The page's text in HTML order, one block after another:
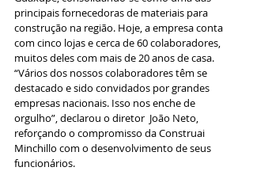
principais fornecedoras de materiais para
construção na região. Hoje, a empresa conta
com cinco lojas e cerca de 60 colaboradores,
muitos deles com mais de 20 anos de casa.
“Vários dos nossos colaboradores têm se
destacado e sido convidados por grandes
empresas nacionais. Isso nos enche de
orgulho”, declarou o diretor  João Neto,
reforçando o compromisso da Construai
Minchillo com o desenvolvimento de seus
funcionários.